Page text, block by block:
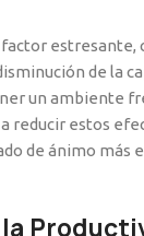
estresante,
de la
un ambiente
reducir estos
de ánimo más